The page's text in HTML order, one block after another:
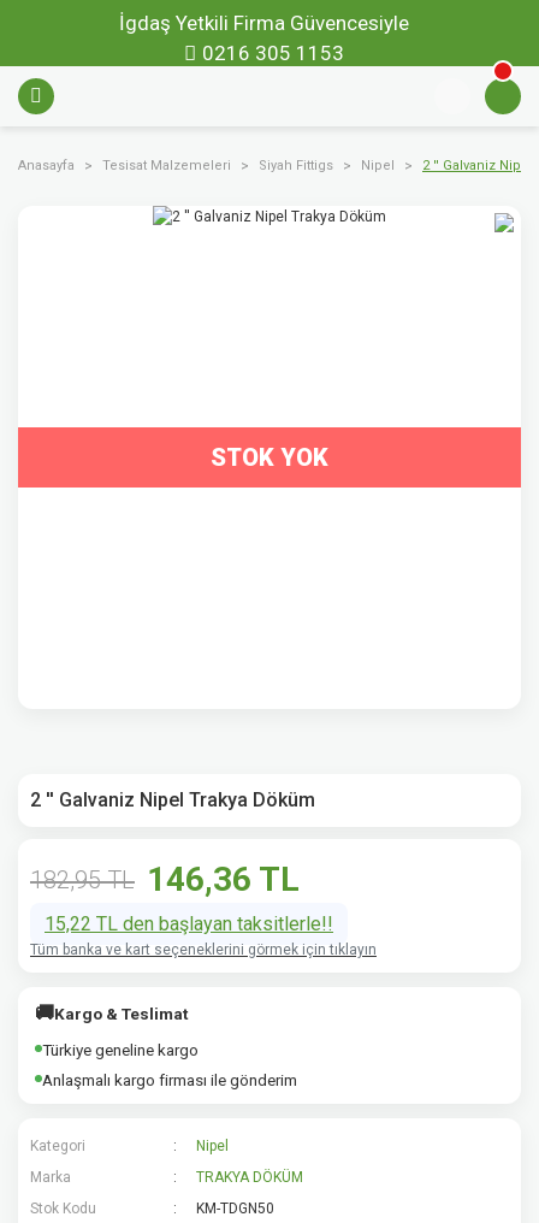
İgdaş Yetkili Firma Güvencesiyle
0216 305 1153
Anasayfa Tesisat Malzemeleri Siyah Fittigs Nipel 2 '' Galvaniz Nipel
STOK YOK
2 '' Galvaniz Nipel Trakya Döküm
182,95 TL 146,36 TL
15,22 TL den başlayan taksitlerle!!
Tüm banka ve kart seçeneklerini görmek için tıklayın
🚚Kargo & Teslimat
Türkiye geneline kargo
Anlaşmalı kargo firması ile gönderim
Kategori
Nipel
Marka
TRAKYA DÖKÜM
Stok Kodu
KM-TDGN50